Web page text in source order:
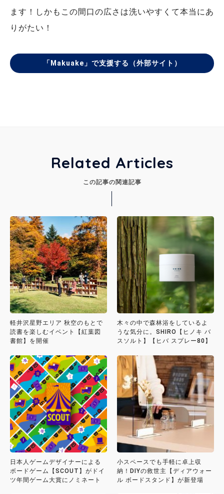
ます！しかもこの間口の広さは洗いやすくて本当にあ
りがたい！
「Makuake」で支援する（外部サイト）
Related Articles
この記事の関連記事
軽井沢星野エリア 秋空のもとで
読書を楽しむイベント【紅葉図
書館】を開催
木々の中で森林浴をしているよ
うな気分に。SHIRO【ヒノキ バ
スソルト】【ヒバ スプレー80】
日本人ゲームデザイナーによる
ボードゲーム【SCOUT】がドイ
ツ年間ゲーム大賞にノミネート
小スペースでも手軽に卓上収
納！DIYの救世主【ディアウォー
ル ボードスタンド】が新登場